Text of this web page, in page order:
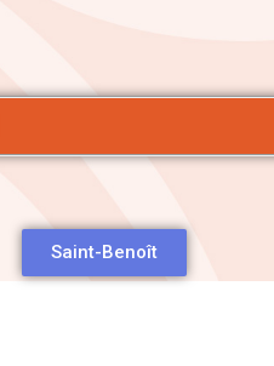
Saint-Benoît